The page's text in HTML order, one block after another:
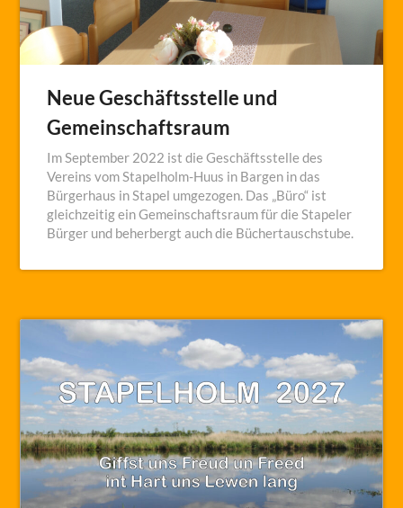
Neue Geschäftsstelle und
Gemeinschaftsraum
Im September 2022 ist die Geschäftsstelle des
Vereins vom Stapelholm-Huus in Bargen in das
Bürgerhaus in Stapel umgezogen. Das „Büro“ ist
gleichzeitig ein Gemeinschaftsraum für die Stapeler
Bürger und beherbergt auch die Büchertauschstube.